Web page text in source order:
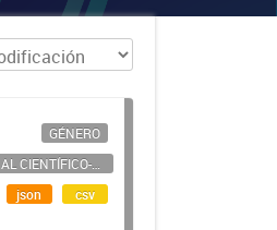
GÉNERO
PERSONAL CIENTÍFICO-TECNOLÓGICO
json
csv